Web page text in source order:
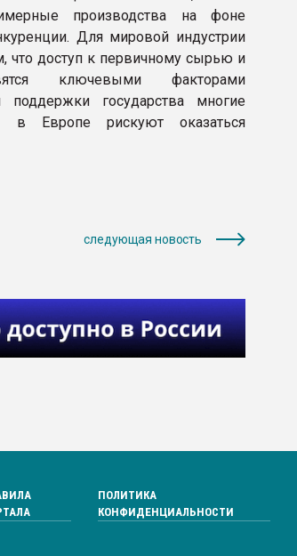
производства на фоне
Для мировой индустрии
что доступ к первичному сырью и
ключевыми факторами
государства многие
в Европе рискуют оказаться
следующая новость
ПОЛИТИКА
КОНФИДЕНЦИАЛЬНОСТИ